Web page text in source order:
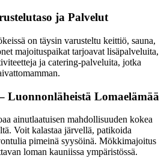
ja Palvelut
on täysin varusteltu keittiö, sauna,
majoituspaikat tarjoavat lisäpalveluita,
ja catering-palveluita, jotka
Luonnonläheistä Lomaelämää
ainutlaatuisen mahdollisuuden kokea
Voit kalastaa järvellä, patikoida
pimeinä syysöinä. Mökkimajoitus
loman kauniissa ympäristössä.